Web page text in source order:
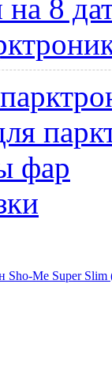
8
фар
Sho-Me Super